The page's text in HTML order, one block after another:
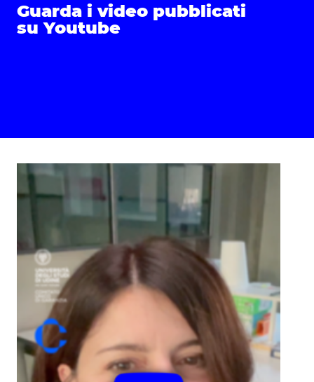
Guarda i video pubblicati
su Youtube